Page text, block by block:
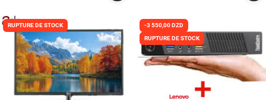
RUPTURE DE STOCK
-3 550,00 DZD
RUPTURE DE STOCK